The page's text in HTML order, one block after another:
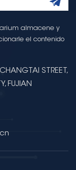
almacene y
el contenido
STREET,
FUJIAN